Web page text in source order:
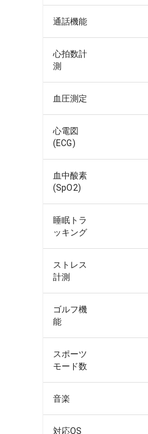
通話機能
心拍数計
測
血圧測定
心電図
(ECG)
血中酸素
(SpO2)
睡眠トラ
ッキング
ストレス
計測
ゴルフ機
能
スポーツ
モード数
音楽
対応OS